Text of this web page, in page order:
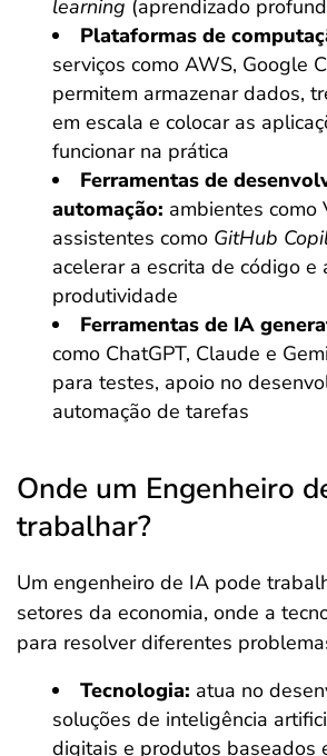
learning (aprendizado
Plataformas de
serviços como AWS, Google
permitem armazenar dados,
em escala e colocar as
funcionar na prática
Ferramentas de
automação: ambientes como
assistentes como GitHub
acelerar a escrita de código e
produtividade
Ferramentas de IA
como ChatGPT, Claude e
para testes, apoio no
automação de tarefas
Onde um Engenheiro
trabalhar?
Um engenheiro de IA pode
setores da economia, onde a
para resolver diferentes
Tecnologia: atua no
soluções de inteligência
digitais e produtos baseados